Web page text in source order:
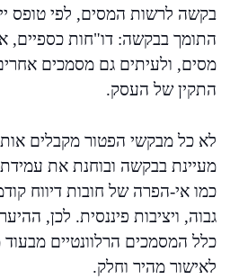
בקשה לרשות המסים, לפי טופס
התומך בבקשה: דו"חות כספיים,
מסים, ולעיתים גם מסמכים
התקין של העסק.
לא כל מבקשי הפטור מקבלים
מעיינת בבקשה ובוחנת את
כמו אי-הפרה של חובות דיווח
גבוה, ויציבות פיננסית. לכן,
כלל המסמכים הרלוונטיים
לאישור מהיר וחלק.